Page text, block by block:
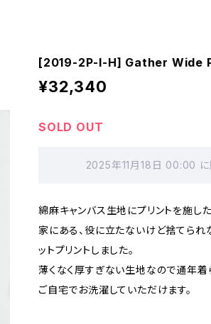
[2019-2P-I-H] Gather Wide
¥32,340
SOLD OUT
2025年11月18日 00:00 に
綿麻キャンバス生地にプリントを施し
家にある、役に立たないけど捨てられ
ットプリントしました。
薄くなく厚すぎない生地なので通年着
ご自宅でお洗濯していただけます。